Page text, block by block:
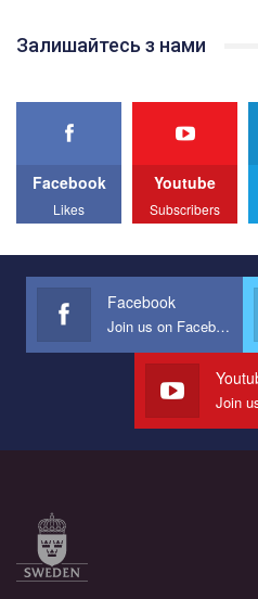
best video, representing
We appeal to your support and
All you have to do is to press
Эмоционально сильный ролик
представляющий программу
Мы просим вас поддержать
наш план по борьбе с насилием
СОГИ в Украине.
Все, что вам нужно сделать -
по этой ссылке и поставить
Залишайтесь з нами
Facebook
Likes
Youtube
Subscribers
Facebook
Join us on Facebook
Join